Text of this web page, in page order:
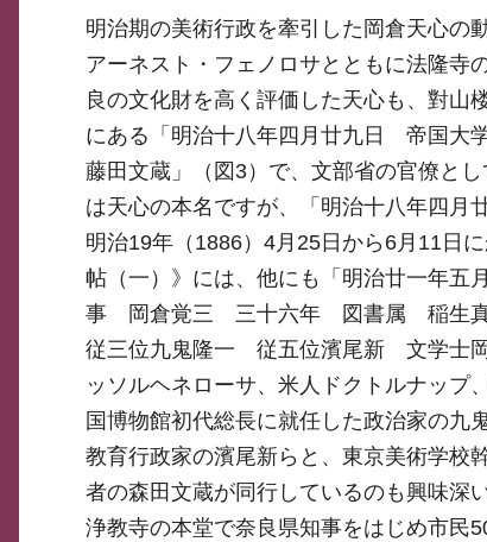
明治期の美術行政を牽引した岡倉天心の
アーネスト・フェノロサとともに法隆寺
良の文化財を高く評価した天心も、對山
にある「明治十八年四月廿九日 帝国
藤田文蔵」（図3）で、文部省の官僚と
は天心の本名ですが、「明治十八年四月
明治19年（1886）4月25日から6月11日
帖（一）》には、他にも「明治廿一年
事 岡倉覚三 三十六年 図書属 稲生真
従三位九鬼隆一 従五位濱尾新 文学士
ッソルヘネローサ、米人ドクトルナップ
国博物館初代総長に就任した政治家の九
教育行政家の濱尾新らと、東京美術学校
者の森田文蔵が同行しているのも興味深
浄教寺の本堂で奈良県知事をはじめ市民